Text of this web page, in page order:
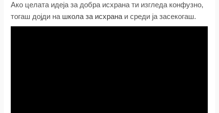
Ако целата идеја за добра исхрана ти изгледа конфузно,
тогаш дојди на школа за исхранаи среди ја засекогаш.